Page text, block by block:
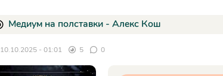
Медиум на полставки - Алекс Кош
10.10.2025 - 01:01 5 0